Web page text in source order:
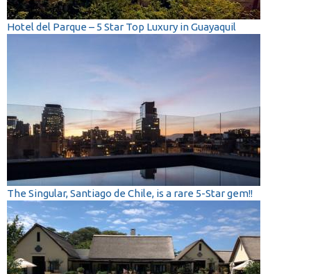
Hotel del Parque – 5 Star Top Luxury in Guayaquil
The Singular, Santiago de Chile, is a rare 5-Star gem!!